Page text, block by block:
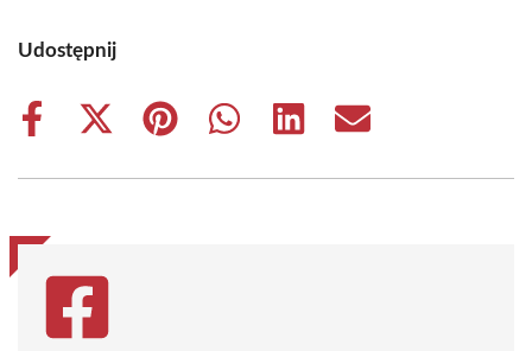
Udostępnij
Share
Share
(Twitter)
Share
Share
Share
Share